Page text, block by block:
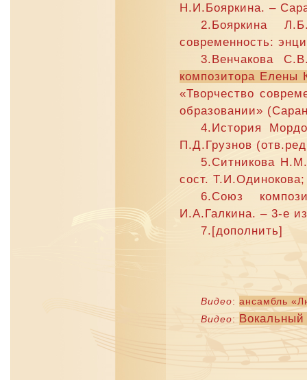
Н.И.Бояркина. –
2.Бояркина
современность:
3.Венчакова
композитора Елены
«Творчество
образовании»
4.История
П.Д.Грузнов
5.Ситникова
сост.
6.Союз
И.А.Галкина. – 3-е
7.[дополнить]
Видео: ансамбль
Видео: